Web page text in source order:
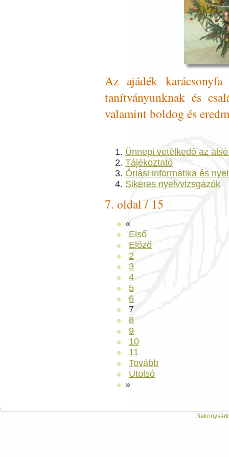
Az ajádék
tanítványunknak és
valamint boldog és
Ünnepi vetélkedő az
Tájékoztató
Óriási informatika és
Sikeres nyelvvizsgázók
7. oldal / 15
«
Első
Előző
2
3
4
5
6
7
8
9
10
11
Tovább
Utolsó
»